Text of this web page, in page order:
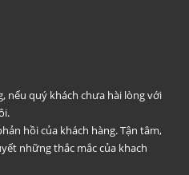
nếu quý khách chưa hài lòng với
hồi của khách hàng. Tận tâm,
những thắc mắc của khach